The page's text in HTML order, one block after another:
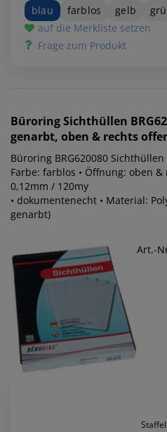
blau
farblos gelb
auf die Merkliste setzen
Frage zum Produkt
BüroringSichthüllen
genarbt, oben & rechts
Büroring BRG620080 Sichthüllen
Farbe: farblos • Öffnung: oben
0,12mm / 120my
• dokumentenecht • Material:
genarbt)
Art.-